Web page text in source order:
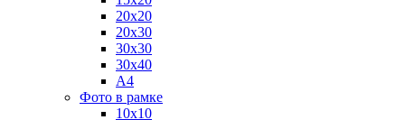
20х20
20х30
30х30
30х40
А4
Фото в рамке
10х10